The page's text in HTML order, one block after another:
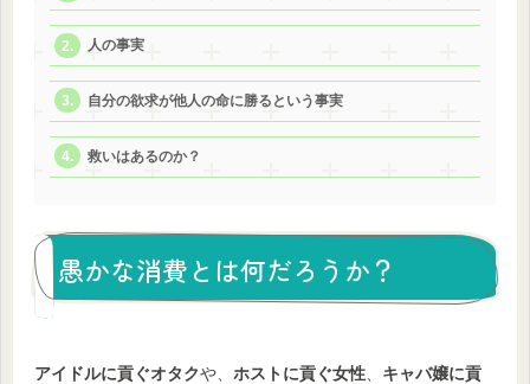
人の事実
自分の欲求が他人の命に勝るという事実
救いはあるのか？
愚かな消費とは何だろうか？
アイドルに貢ぐオタクや、 ホストに貢ぐ女性
キャバ嬢に貢